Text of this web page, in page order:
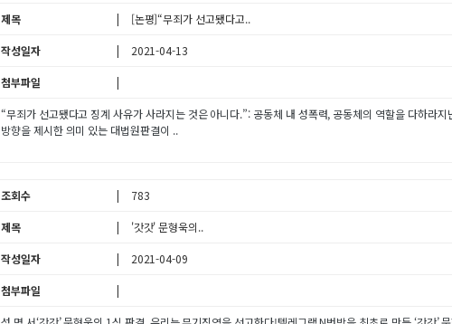
제목 [논평]“무죄가 선고됐다고..
작성일자 2021-04-13
첨부파일
“무죄가 선고됐다고 징계 사유가 사라지는 것은 아니다.”: 공동체 내 성폭력, 공동체의 역할을 다하라
방향을 제시한 의미 있는 대법원판결이 ..
조회수 783
제목 '갓갓' 문형욱의..
작성일자 2021-04-09
첨부파일